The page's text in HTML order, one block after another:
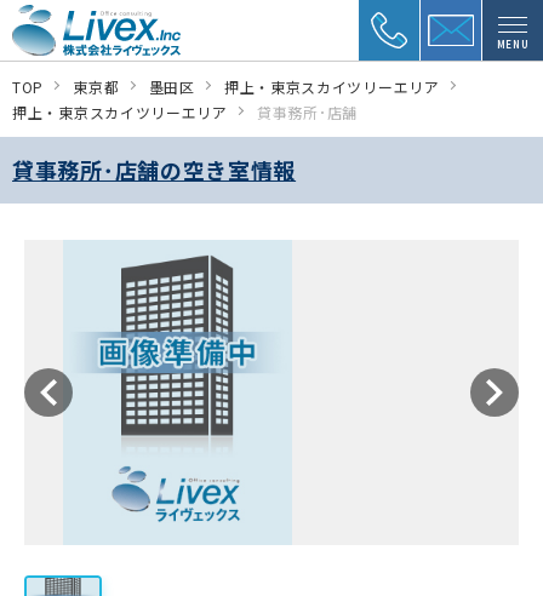
MENU
TOP 東京都 墨田区
押上・東京スカイツリーエリア
押上・東京スカイツリーエリア
貸事務所･店舗
貸事務所･店舗の空き室情報